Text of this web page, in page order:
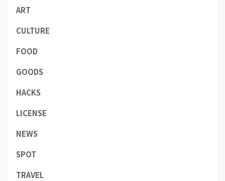
ART
CULTURE
FOOD
GOODS
HACKS
LICENSE
NEWS
SPOT
TRAVEL